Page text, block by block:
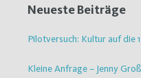
Neueste Beiträge
Pilotversuch: Kultur auf die 1
Kleine Anfrage – Jenny